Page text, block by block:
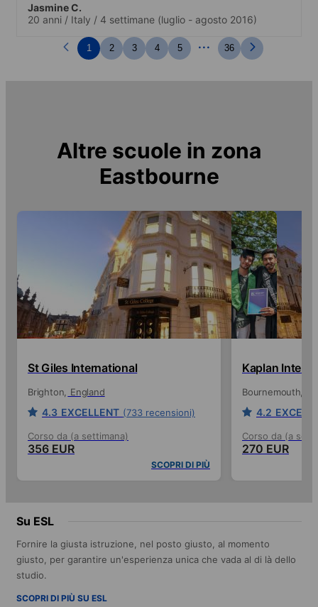
Jasmine C.
20 anni / Italy / 4 settimane (luglio - agosto 2016)
1 2 3 4 5 ... 36
Altre scuole in zona
Eastbourne
St Giles International
Brighton England
4.3 EXCELLENT (733 recensioni)
Corso da (a settimana)
356 EUR
SCOPRI DI PIÙ
Kaplan
Bournemouth
4.2
Corso da (a
270 EUR
Su ESL
Fornire la giusta istruzione, nel posto giusto, al momento
giusto, per garantire un'esperienza unica che vada al di là dello
studio.
SCOPRI DI PIÙ SU ESL